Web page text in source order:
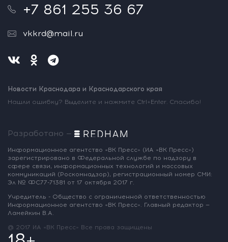
+7 861 255 36 67
vkkrd@mail.ru
Новости Краснодара и Краснодарского края
Нашли ошибку? Выделите и нажмите Ctrl+Enter. Спасибо!
Разработано —
Информационное агентство «ВК Пресс» (ИА «ВК Пресс»)
зарегистрировано в Федеральной службе по надзору в
сфере связи, информационных технологий и массовых
коммуникаций (Роскомнадзор), регистрационный номер СМИ:
Эл № ФС77-71381 от 17 октября 2017 г.
Учредитель - Общество с ограниченной ответственностью
Информационное агентство «ВК Пресс». Главный редактор —
Ламейкин В.А.
@ 2017 ИА «ВК Пресс» Все права защищены